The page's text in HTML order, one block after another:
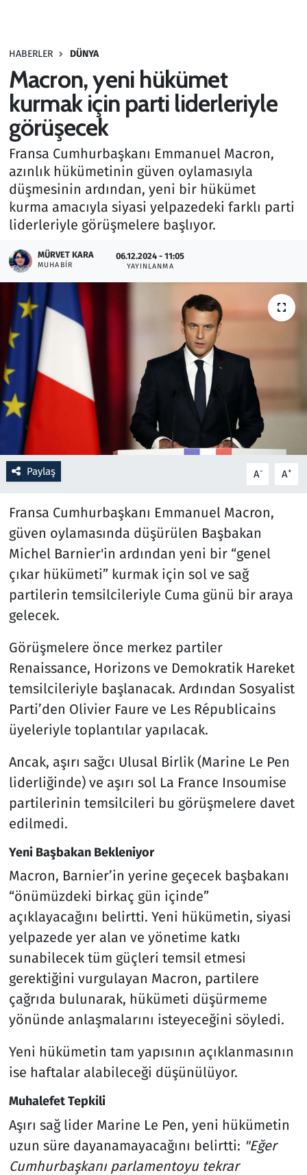
HABERLER DÜNYA
Macron, yeni hükümet
kurmak için parti liderleriyle
görüşecek
Fransa Cumhurbaşkanı Emmanuel Macron,
azınlık hükümetinin güven oylamasıyla
düşmesinin ardından, yeni bir hükümet
kurma amacıyla siyasi yelpazedeki farklı parti
liderleriyle görüşmelere başlıyor.
MÜRVET KARA
MUHABIR
06.12.2024 - 11:05
YAYINLANMA
Paylaş A- A+
Fransa Cumhurbaşkanı Emmanuel Macron,
güven oylamasında düşürülen Başbakan
Michel Barnier'in ardından yeni bir “genel
çıkar hükümeti” kurmak için sol ve sağ
partilerin temsilcileriyle Cuma günü bir araya
gelecek.
Görüşmelere önce merkez partiler
Renaissance, Horizons ve Demokratik Hareket
temsilcileriyle başlanacak. Ardından Sosyalist
Parti’den Olivier Faure ve Les Républicains
üyeleriyle toplantılar yapılacak.
Ancak, aşırı sağcı Ulusal Birlik (Marine Le Pen
liderliğinde) ve aşırı sol La France Insoumise
partilerinin temsilcileri bu görüşmelere davet
edilmedi.
Yeni Başbakan Bekleniyor
Macron, Barnier’in yerine geçecek başbakanı
“önümüzdeki birkaç gün içinde”
açıklayacağını belirtti. Yeni hükümetin, siyasi
yelpazede yer alan ve yönetime katkı
sunabilecek tüm güçleri temsil etmesi
gerektiğini vurgulayan Macron, partilere
çağrıda bulunarak, hükümeti düşürmeme
yönünde anlaşmalarını isteyeceğini söyledi.
Yeni hükümetin tam yapısının açıklanmasının
ise haftalar alabileceği düşünülüyor.
Muhalefet Tepkili
Aşırı sağ lider Marine Le Pen, yeni hükümetin
uzun süre dayanamayacağını belirtti: "Eğer
Cumhurbaşkanı parlamentoyu tekrar
Haber
Kültür Sanat
Kurumsal Haberler
Lezzet Durağı
Memur ve Kamu
Otomobil
Oyun
Ramazan
Resmi İlanlar
Rüya Tabirleri
Savunma Sanayi
Seçim 2023
Spor
Teknoloji ve Bilim
Televizyon